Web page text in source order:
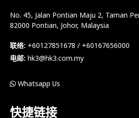
No. 45, Jalan Pontian Maju 2, Taman
82000 Pontian, Johor, Malaysia
联络: +60127851678 / +60167656000
电邮: hk3@hk3.com.my
Whatsapp Us
快捷链接